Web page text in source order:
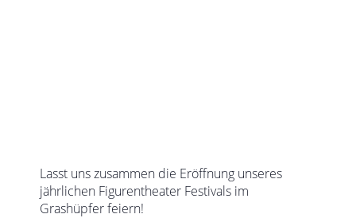
Lasst uns zusammen die Eröffnung unseres
jährlichen Figurentheater Festivals im
Grashüpfer feiern!